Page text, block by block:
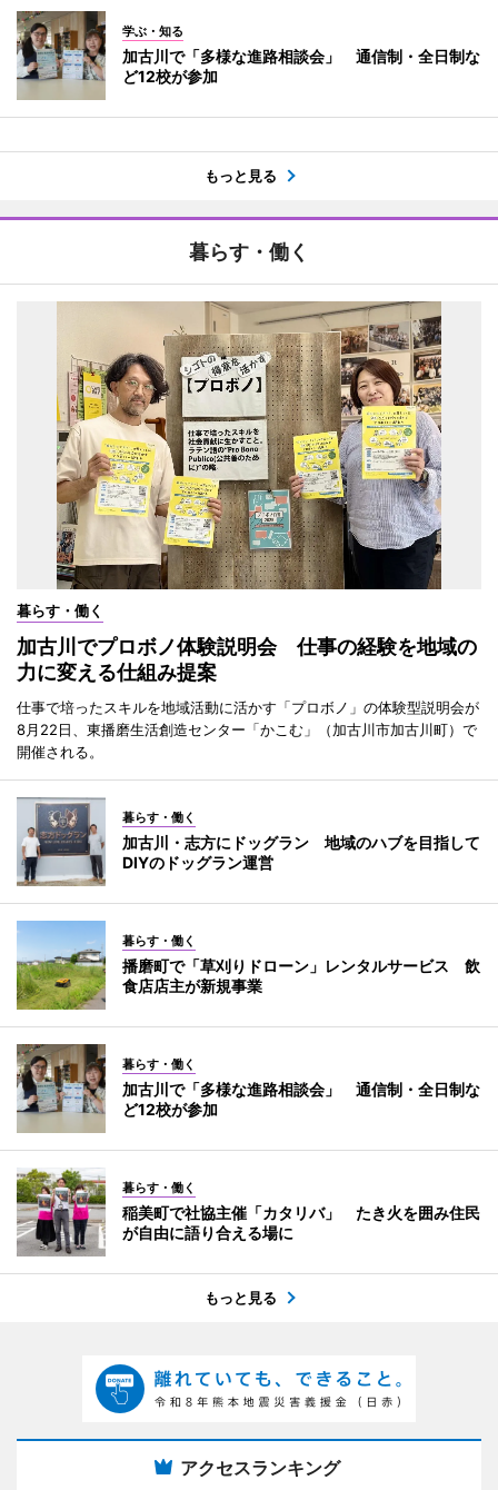
学ぶ・知る
加古川で「多様な進路相談会」 通信制・全日制な
ど12校が参加
もっと見る
暮らす・働く
暮らす・働く
加古川でプロボノ体験説明会 仕事の経験を地域の
力に変える仕組み提案
仕事で培ったスキルを地域活動に活かす「プロボノ」の体験型説明会が
8月22日、東播磨生活創造センター「かこむ」（加古川市加古川町）で
開催される。
暮らす・働く
加古川・志方にドッグラン 地域のハブを目指して
DIYのドッグラン運営
暮らす・働く
播磨町で「草刈りドローン」レンタルサービス 飲
食店店主が新規事業
暮らす・働く
加古川で「多様な進路相談会」 通信制・全日制な
ど12校が参加
暮らす・働く
稲美町で社協主催「カタリバ」 たき火を囲み住民
が自由に語り合える場に
もっと見る
アクセスランキング